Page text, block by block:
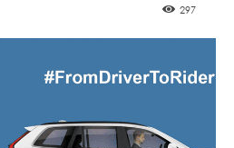
297